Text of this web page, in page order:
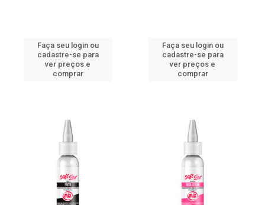
Faça seu login ou
cadastre-se para
ver preços e
comprar
Faça seu login ou
cadastre-se para
ver preços e
comprar